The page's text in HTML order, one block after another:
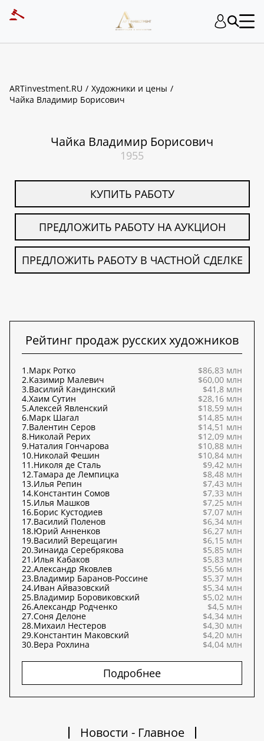
ARTinvestment.RU
Художники и цены
Чайка Владимир Борисович
Чайка Владимир Борисович
1955
КУПИТЬ РАБОТУ
ПРЕДЛОЖИТЬ РАБОТУ НА АУКЦИОН
ПРЕДЛОЖИТЬ РАБОТУ В ЧАСТНОЙ СДЕЛКЕ
Рейтинг продаж русских художников
1.Марк Ротко
$86,83 млн
2.Казимир Малевич
$60,00 млн
3.Василий Кандинский
$41,8 млн
4.Хаим Сутин
$28,16 млн
5.Алексей Явленский
$18,59 млн
6.Марк Шагал
$14,85 млн
7.Валентин Серов
$14,51 млн
8.Николай Рерих
$12,09 млн
9.Наталия Гончарова
$10,88 млн
10.Николай Фешин
$10,84 млн
11.Николя де Сталь
$9,42 млн
12.Тамара де Лемпицка
$8,48 млн
13.Илья Репин
$7,43 млн
14.Константин Сомов
$7,33 млн
15.Илья Машков
$7,25 млн
16.Борис Кустодиев
$7,07 млн
17.Василий Поленов
$6,34 млн
18.Юрий Анненков
$6,27 млн
19.Василий Верещагин
$6,15 млн
20.Зинаида Серебрякова
$5,85 млн
21.Илья Кабаков
$5,83 млн
22.Александр Яковлев
$5,56 млн
23.Владимир Баранов-Россине
$5,37 млн
24.Иван Айвазовский
$5,34 млн
25.Владимир Боровиковский
$5,02 млн
26.Александр Родченко
$4,5 млн
27.Соня Делоне
$4,34 млн
28.Михаил Нестеров
$4,30 млн
29.Константин Маковский
$4,20 млн
30.Вера Рохлина $4,04 млн
Подробнее
Новости - Главное